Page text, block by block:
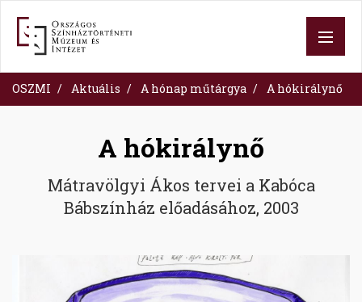
content
OSZMI Aktuális A hónap műtárgya A hókirálynő
A hókirálynő
Mátravölgyi Ákos tervei a Kabóca
Bábszínház előadásához, 2003